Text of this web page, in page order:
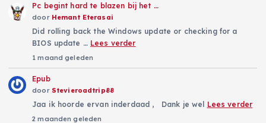
Pc begint hard te blazen bij het …
door Hemant Eterasai
Did rolling back the Windows update or checking for a
BIOS update … Lees verder
1 maand geleden
Epub
door Stevieroadtrip88
Jaa ik hoorde ervan inderdaad , Dank je wel Lees verder
2 maanden geleden